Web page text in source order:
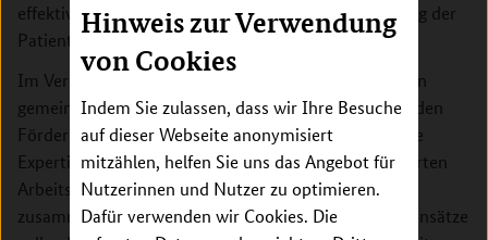
Hinweis zur Verwendung
von Cookies
Indem Sie zulassen, dass wir Ihre Besuche
auf dieser Webseite anonymisiert
mitzählen, helfen Sie uns das Angebot für
Nutzerinnen und Nutzer zu optimieren.
Dafür verwenden wir Cookies. Die
effektives Medikament zur längerfristigen Behandlung der
Patientinnen und Patienten zur Verfügung.
Im Verbund arbeiten Arbeitsgruppen aus vier Ländern
gemeinsam an der Lösung der Forschungsfrage. Mit den
Fördermaßnahmen wird das Ziel verfolgt, ergänzende
Expertisen und Ressourcen von einschlägig qualifizierten
Arbeitsgruppen aus den teilnehmenden Ländern
zusammenzuführen. Durch kooperative Forschungsansätze